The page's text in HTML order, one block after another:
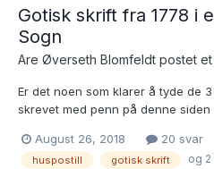
Gotisk skrift fra 1778 i
Sogn
Are Øverseth Blomfeldt postet et
Er det noen som klarer å tyde de
skrevet med penn på denne
wFZkr653Y7T2MwV1FuUDAzZlU/
jeg: "Denne Bog Haver Jeg Kiøbt
August 26, 2018 20 svar
huspostill gotisk skrift og